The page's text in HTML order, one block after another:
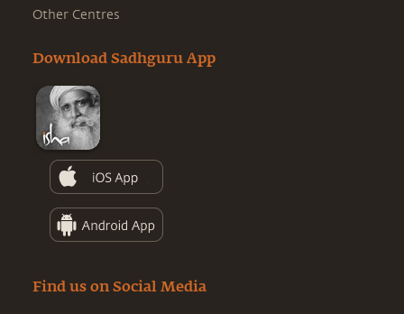
Other Centres
Download Sadhguru App
Find us on Social Media